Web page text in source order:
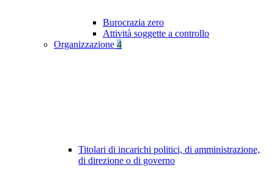
Burocrazia zero
Attività soggette a controllo
Organizzazione 4
Titolari di incarichi politici, di amministrazione,
di direzione o di governo